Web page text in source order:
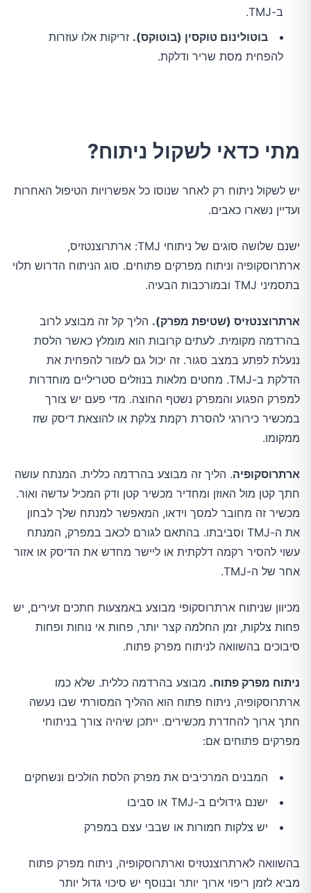
ב-TMJ.
בוטולינום טוקסין (בוטוקס). זריקות אלו עוזרות
להפחית מסת שריר ודלקת.
מתי כדאי לשקול ניתוח?
יש לשקול ניתוח רק לאחר שנוסו כל אפשרויות הטיפול האחרות
ועדיין נשארו כאבים.
ישנם שלושה סוגים של ניתוחי TMJ: ארתרוצנטזיס,
ארתרוסקופיה וניתוח מפרקים פתוחים. סוג הניתוח הדרוש תלוי
בתסמיני TMJ ובמורכבות הבעיה.
ארתרוצנטזיס (שטיפת מפרק). הליך קל זה מבוצע לרוב
בהרדמה מקומית. לעתים קרובות הוא מומלץ כאשר הלסת
ננעלת לפתע במצב סגור. זה יכול גם לעזור להפחית את
הדלקת ב-TMJ. מחטים מלאות בנוזלים סטריליים מוחדרות
למפרק הפגוע והמפרק נשטף החוצה. מדי פעם יש צורך
במכשיר כירורגי להסרת רקמת צלקת או להוצאת דיסק שזז
ממקומו.
ארתרוסקופיה. הליך זה מבוצע בהרדמה כללית. המנתח עושה
חתך קטן מול האוזן ומחדיר מכשיר קטן ודק המכיל עדשה ואור.
מכשיר זה מחובר למסך וידאו, המאפשר למנתח שלך לבחון
את ה-TMJ וסביבתו. בהתאם לגורם לכאב במפרק, המנתח
עשוי להסיר רקמה דלקתית או ליישר מחדש את הדיסק או אזור
אחר של ה-TMJ.
מכיוון שניתוח ארתרוסקופי מבוצע באמצעות חתכים זעירים, יש
פחות צלקות, זמן החלמה קצר יותר, פחות אי נוחות ופחות
סיבוכים בהשוואה לניתוח מפרק פתוח.
ניתוח מפרק פתוח. מבוצע בהרדמה כללית. שלא כמו
ארתרוסקופיה, ניתוח פתוח הוא ההליך המסורתי שבו נעשה
חתך ארוך להחדרת מכשירים. ייתכן שיהיה צורך בניתוחי
מפרקים פתוחים אם:
המבנים המרכיבים את מפרק הלסת הולכים ונשחקים
ישנם גידולים ב-TMJ או סביבו
יש צלקות חמורות או שבבי עצם במפרק
בהשוואה לארתרוצנטזיס וארתרוסקופיה, ניתוח מפרק פתוח
מביא לזמן ריפוי ארוך יותר ובנוסף יש סיכוי גדול יותר